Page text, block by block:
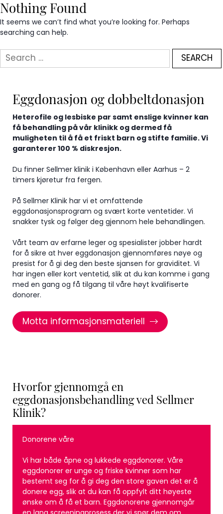
Nothing Found
It seems we can’t find what you’re looking for. Perhaps
searching can help.
Search
for:
Eggdonasjon og dobbeltdonasjon
Heterofile og lesbiske par samt enslige kvinner kan
få behandling på vår klinikk og dermed få
muligheten til å få et friskt barn og stifte familie. Vi
garanterer 100 % diskresjon.
Du finner Sellmer klinik i København eller Aarhus – 2
timers kjøretur fra fergen.
På Sellmer Klinik har vi et omfattende
eggdonasjonsprogram og svært korte ventetider. Vi
snakker tysk og følger deg gjennom hele behandlingen.
Vårt team av erfarne leger og spesialister jobber hardt
for å sikre at hver eggdonasjon gjennomføres nøye og
presist for å gi deg den beste sjansen for graviditet. Vi
har ingen eller kort ventetid, slik at du kan komme i gang
med en gang og få tilgang til våre høyt kvalifiserte
donorer.
Motta informasjonsmateriell
Hvorfor gjennomgå en
eggdonasjonsbehandling ved Sellmer
Klinik?
Donorene våre
Vi har både åpne og lukkede eggdonorer. Våre
eggdonorer er unge og friske kvinner som har
bestemt seg for å gi deg den store gaven det er å
donere egg, slik at du kan få oppfylt ditt høyeste
ønske om å få et barn. Eggdonorene gjennomgår